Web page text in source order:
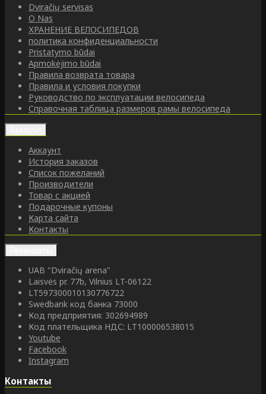
Dviračių servisas
O Nas
ХРАНЕНИЕ ВЕЛОСИПЕДОВ
политика конфиденциальности
Pristatymo būdai
Apmokėjimo būdai
Правила возврата товара
Правила и условия покупки
Руководство по эксплуатации велосипеда
Справочная таблица размеров рамы велосипеда
Аккаунт
История заказов
Список пожеланий
Производители
Товар с акцией
Подарочные купоны
Карта сайта
Контакты
UAB "Dviračių arena"
Laisvės pr. 77b, Vilnius LT-06122
LT597300010130776722
Swedbank код банка 73000
Код предприятия: 302694989
Код плательщика НДС: LT100006538015
Youtube
Facebook
Instagram
Контакты